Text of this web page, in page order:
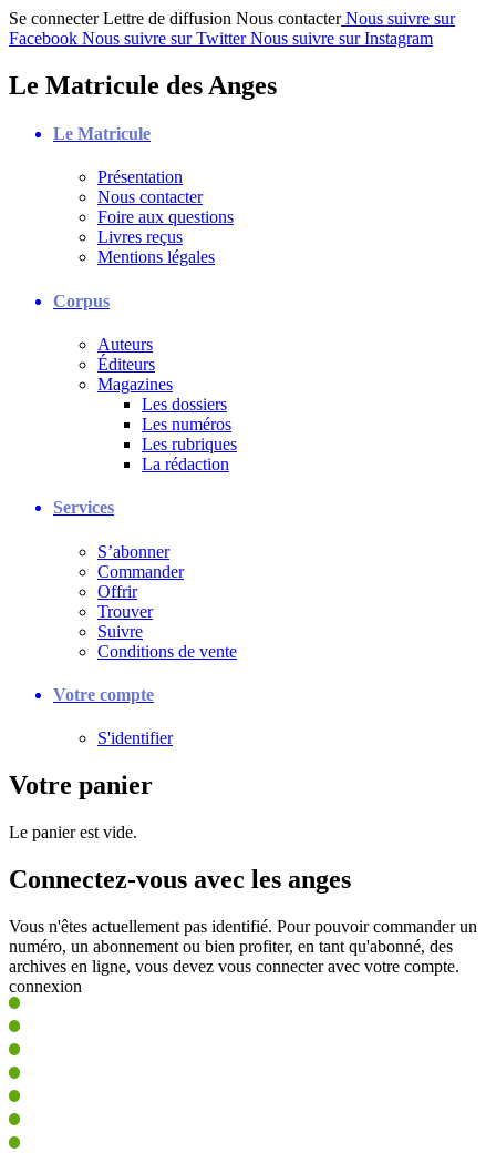
Se connecter Lettre de diffusion Nous contacter Nous suivre sur
Facebook Nous suivre sur Twitter Nous suivre sur Instagram
Le Matricule des Anges
Le Matricule
Présentation
Nous contacter
Foire aux questions
Livres reçus
Mentions légales
Corpus
Auteurs
Éditeurs
Magazines
Les dossiers
Les numéros
Les rubriques
La rédaction
Services
S’abonner
Commander
Offrir
Trouver
Suivre
Conditions de vente
Votre compte
S'identifier
Votre panier
Le panier est vide.
Connectez-vous avec les anges
Vous n'êtes actuellement pas identifié. Pour pouvoir commander un
numéro, un abonnement ou bien profiter, en tant qu'abonné, des
archives en ligne, vous devez vous connecter avec votre compte.
connexion